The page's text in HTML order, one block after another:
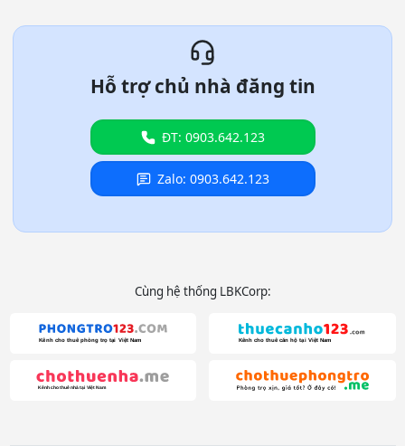
Hỗ trợ chủ nhà đăng tin
ĐT: 0903.642.123
Zalo: 0903.642.123
Cùng hệ thống LBKCorp: